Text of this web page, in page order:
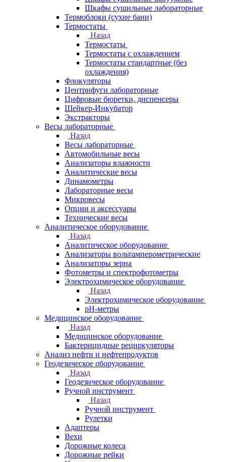
Шкафы сушильные лабораторные
Термоблоки (сухие бани)
Термостаты
Назад
Термостаты
Термостаты с охлаждением
Термостаты стандартные (без
охлаждения)
Флокуляторы
Центрифуги лабораторные
Цифровые бюретки, диспенсеры
Шейкер-Инкубатор
Экстракторы
Весы лабораторные
Назад
Весы лабораторные
Автомобильные весы
Анализаторы влажности
Аналитические весы
Динамометры
Лабораторные весы
Микровесы
Опции и аксессуары
Технические весы
Аналитическое оборудование
Назад
Аналитическое оборудование
Анализаторы вольтамперометрические
Анализаторы зерна
Фотометры и спектрофотометры
Электрохимическое оборудование
Назад
Электрохимическое оборудование
pH-метры
Медицинское оборудование
Назад
Медицинское оборудование
Бактерицидные рециркуляторы
Анализ нефти и нефтепродуктов
Геодезическое оборудование
Назад
Геодезическое оборудование
Ручной инструмент
Назад
Ручной инструмент
Рулетки
Адаптеры
Вехи
Дорожные колеса
Дорожные рейки